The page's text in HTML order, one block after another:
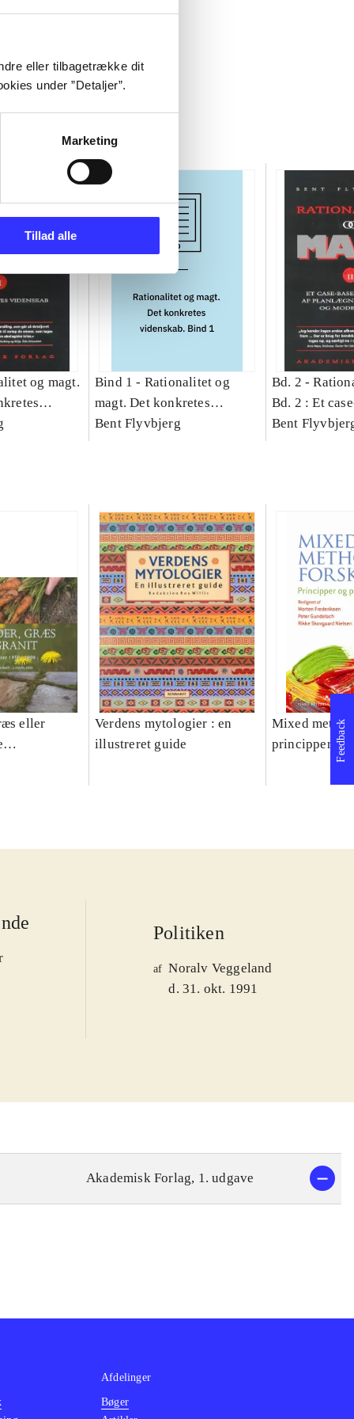
eller tilbagetrække dit
under ”Detaljer”.
Marketing
Tillad alle
og magt.
Bind 1 - Rationalitet og
magt. Det konkretes
videnskab. Bind 1
Bent Flyvbjerg
Bd. 2 -
Bd. 2 : Et
studie af
Bent
eller
Verdens mytologier : en
illustreret guide
Mixed
principper og
Politiken
af Noralv Veggeland
d. 31. okt. 1991
Akademisk Forlag, 1. udgave
Feedback
Afdelinger
Bøger